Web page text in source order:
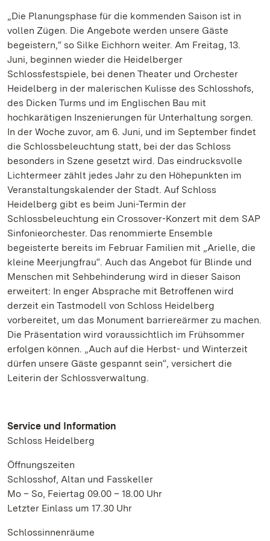
„Die Planungsphase für die kommenden Saison ist in
vollen Zügen. Die Angebote werden unsere Gäste
begeistern,“ so Silke Eichhorn weiter. Am Freitag, 13.
Juni, beginnen wieder die Heidelberger
Schlossfestspiele, bei denen Theater und Orchester
Heidelberg in der malerischen Kulisse des Schlosshofs,
des Dicken Turms und im Englischen Bau mit
hochkarätigen Inszenierungen für Unterhaltung sorgen.
In der Woche zuvor, am 6. Juni, und im September findet
die Schlossbeleuchtung statt, bei der das Schloss
besonders in Szene gesetzt wird. Das eindrucksvolle
Lichtermeer zählt jedes Jahr zu den Höhepunkten im
Veranstaltungskalender der Stadt. Auf Schloss
Heidelberg gibt es beim Juni-Termin der
Schlossbeleuchtung ein Crossover-Konzert mit dem SAP
Sinfonieorchester. Das renommierte Ensemble
begeisterte bereits im Februar Familien mit „Arielle, die
kleine Meerjungfrau“. Auch das Angebot für Blinde und
Menschen mit Sehbehinderung wird in dieser Saison
erweitert: In enger Absprache mit Betroffenen wird
derzeit ein Tastmodell von Schloss Heidelberg
vorbereitet, um das Monument barriereärmer zu machen.
Die Präsentation wird voraussichtlich im Frühsommer
erfolgen können. „Auch auf die Herbst- und Winterzeit
dürfen unsere Gäste gespannt sein“, versichert die
Leiterin der Schlossverwaltung.
Service und Information
Schloss Heidelberg
Öffnungszeiten
Schlosshof, Altan und Fasskeller
Mo – So, Feiertag 09.00 – 18.00 Uhr
Letzter Einlass um 17.30 Uhr
Schlossinnenräume